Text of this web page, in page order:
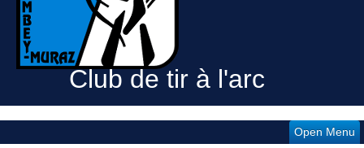
Club de tir à l'arc
Open Menu